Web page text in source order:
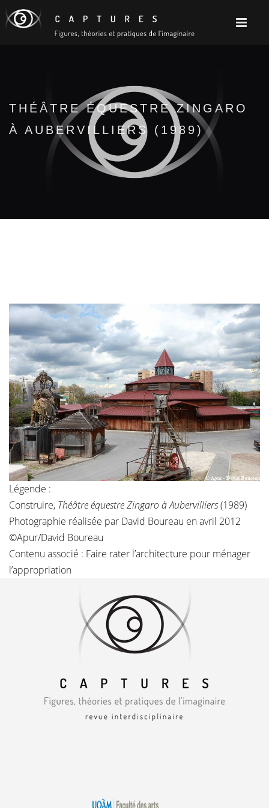
THÉÂTRE ÉQUESTRE ZINGARO
À AUBERVILLIERS (1989)
Légende :
Construire, Théâtre équestre Zingaro à Aubervilliers(1989)
Photographie réalisée par David Boureau en avril 2012
©Apur/David Boureau
Contenu associé : Faire rater l’architecture pour ménager
l’appropriation